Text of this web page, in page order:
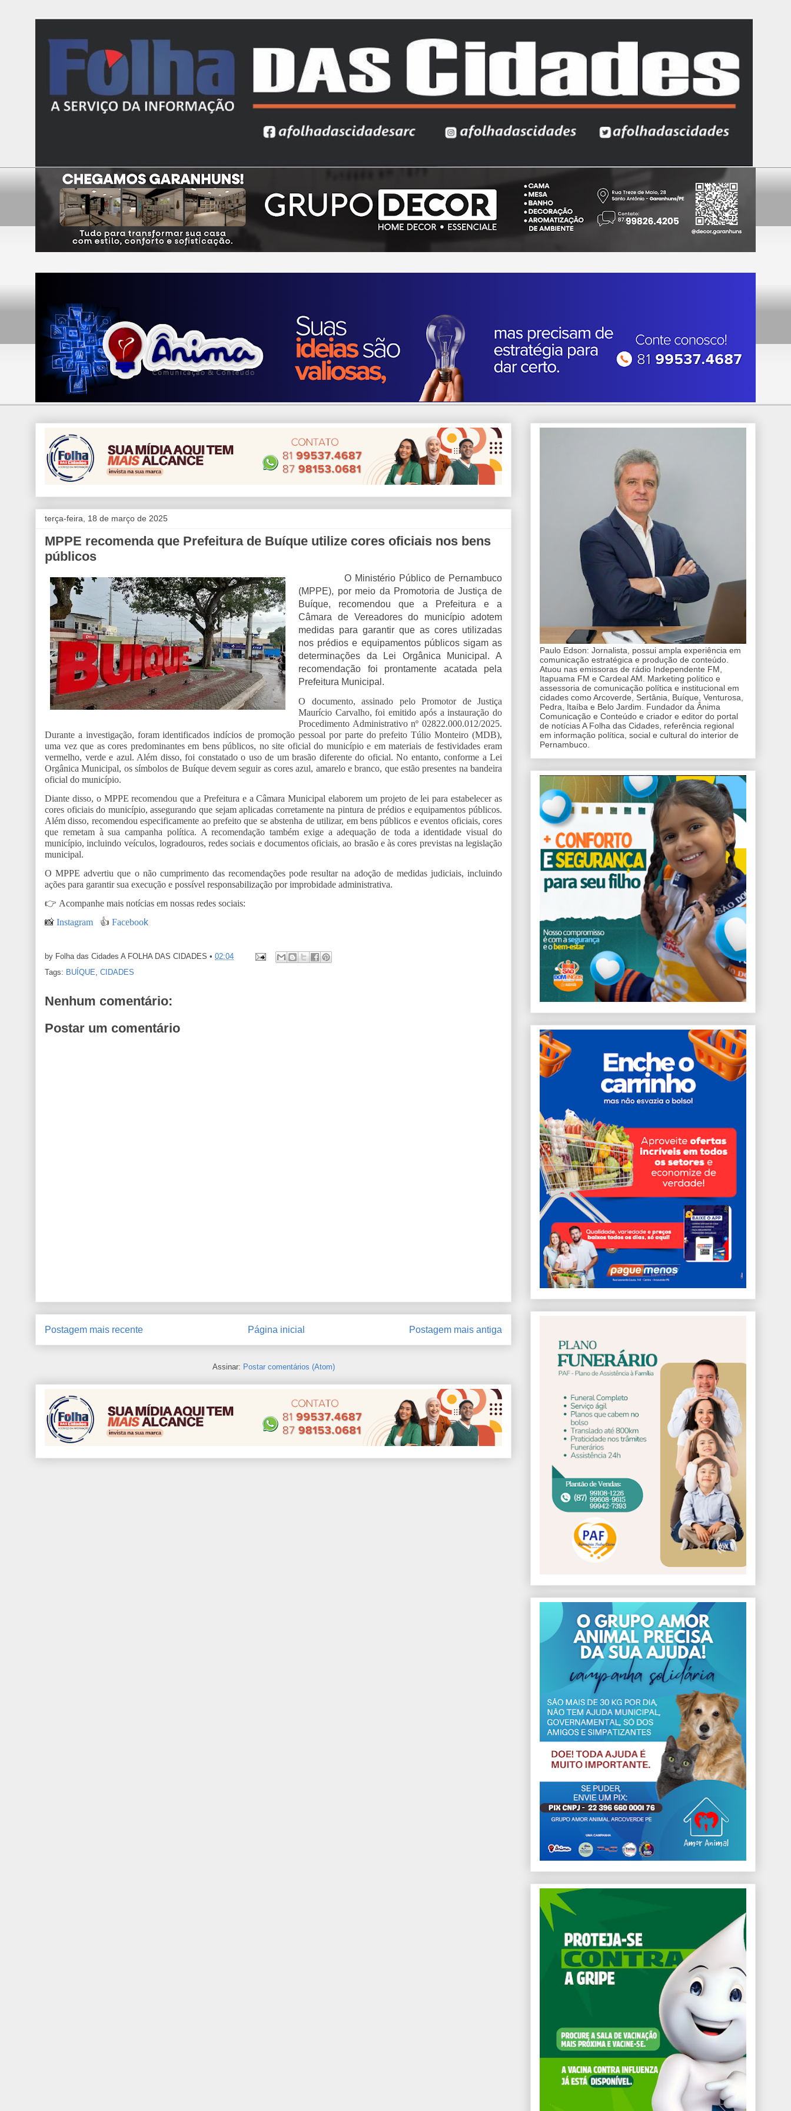
terça-feira, 18 de março de 2025
MPPE recomenda que Prefeitura de Buíque utilize cores oficiais nos bens
públicos
O Ministério Público de Pernambuco
(MPPE), por meio da Promotoria de Justiça de
Buíque, recomendou que a Prefeitura e a
Câmara de Vereadores do município adotem
medidas para garantir que as cores utilizadas
nos prédios e equipamentos públicos sigam as
determinações da Lei Orgânica Municipal. A
recomendação foi prontamente acatada pela
Prefeitura Municipal.
O documento, assinado pelo Promotor de Justiça
Maurício Carvalho, foi emitido após a instauração do
Procedimento Administrativo nº 02822.000.012/2025.
Durante a investigação, foram identificados indícios de promoção pessoal por parte do prefeito Túlio Monteiro (MDB),
uma vez que as cores predominantes em bens públicos, no site oficial do município e em materiais de festividades eram
vermelho, verde e azul. Além disso, foi constatado o uso de um brasão diferente do oficial. No entanto, conforme a Lei
Orgânica Municipal, os símbolos de Buíque devem seguir as cores azul, amarelo e branco, que estão presentes na bandeira
oficial do município.
Diante disso, o MPPE recomendou que a Prefeitura e a Câmara Municipal elaborem um projeto de lei para estabelecer as
cores oficiais do município, assegurando que sejam aplicadas corretamente na pintura de prédios e equipamentos públicos.
Além disso, recomendou especificamente ao prefeito que se abstenha de utilizar, em bens públicos e eventos oficiais, cores
que remetam à sua campanha política. A recomendação também exige a adequação de toda a identidade visual do
município, incluindo veículos, logradouros, redes sociais e documentos oficiais, ao brasão e às cores previstas na legislação
municipal.
O MPPE advertiu que o não cumprimento das recomendações pode resultar na adoção de medidas judiciais, incluindo
ações para garantir sua execução e possível responsabilização por improbidade administrativa.
👉 Acompanhe mais notícias em nossas redes sociais:
📸 Instagram 👍 Facebook
by Folha das Cidades A FOLHA DAS CIDADES • 02:04
Tags: BUÍQUE, CIDADES
Nenhum comentário:
Postar um comentário
Postagem mais recente Postagem mais antiga
Página inicial
Assinar: Postar comentários (Atom)
Paulo Edson: Jornalista, possui ampla experiência em
comunicação estratégica e produção de conteúdo.
Atuou nas emissoras de rádio Independente FM,
Itapuama FM e Cardeal AM. Marketing político e
assessoria de comunicação política e institucional em
cidades como Arcoverde, Sertânia, Buíque, Venturosa,
Pedra, Itaíba e Belo Jardim. Fundador da Ânima
Comunicação e Conteúdo e criador e editor do portal
de notícias A Folha das Cidades, referência regional
em informação política, social e cultural do interior de
Pernambuco.